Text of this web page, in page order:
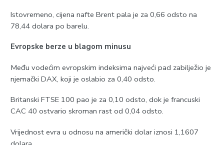
Istovremeno, cijena nafte Brent pala je za 0,66 odsto na
78,44 dolara po barelu.
Evropske berze u blagom minusu
Među vodećim evropskim indeksima najveći pad zabilježio je
njemački DAX, koji je oslabio za 0,40 odsto.
Britanski FTSE 100 pao je za 0,10 odsto, dok je francuski
CAC 40 ostvario skroman rast od 0,04 odsto.
Vrijednost evra u odnosu na američki dolar iznosi 1,1607